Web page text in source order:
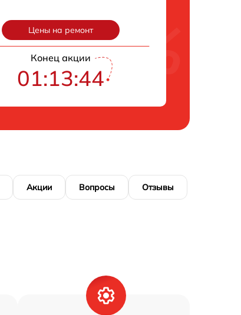
Цены на ремонт
Конец акции
01:13:43
Акции Вопросы Отзывы